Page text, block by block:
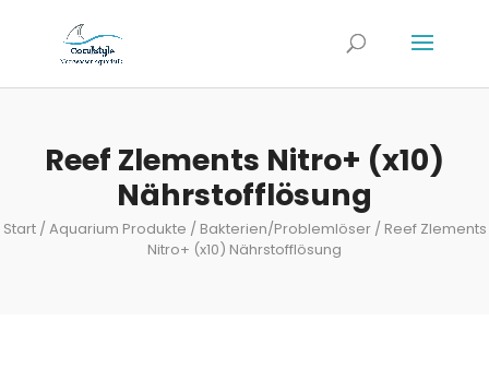
Reef Zlements Nitro+ (x10)
Nährstofflösung
Start/Aquarium Produkte / Bakterien/Problemlöser/ Reef Zlements
Nitro+ (x10) Nährstofflösung